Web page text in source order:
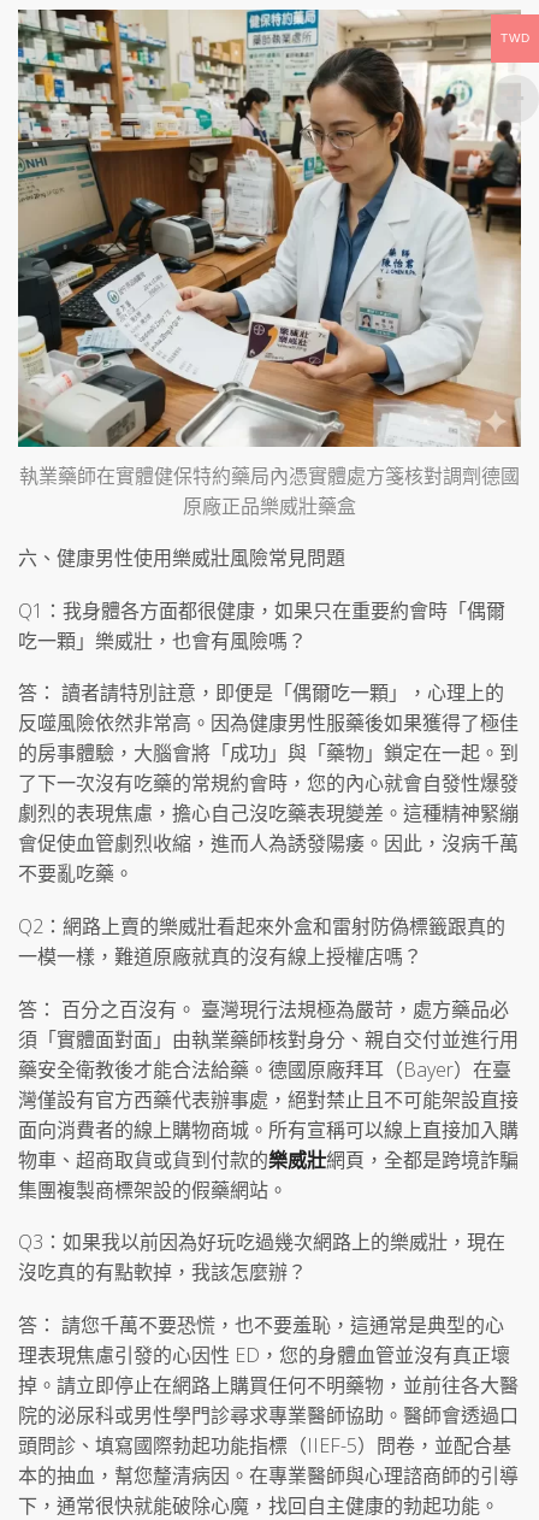
執業藥師在實體健保特約藥局內憑實體處方箋核對調劑德國
原廠正品樂威壯藥盒
六、健康男性使用樂威壯風險常見問題
Q1：我身體各方面都很健康，如果只在重要約會時「偶爾
吃一顆」樂威壯，也會有風險嗎？
答： 讀者請特別註意，即便是「偶爾吃一顆」，心理上的
反噬風險依然非常高。因為健康男性服藥後如果獲得了極佳
的房事體驗，大腦會將「成功」與「藥物」鎖定在一起。到
了下一次沒有吃藥的常規約會時，您的內心就會自發性爆發
劇烈的表現焦慮，擔心自己沒吃藥表現變差。這種精神緊繃
會促使血管劇烈收縮，進而人為誘發陽痿。因此，沒病千萬
不要亂吃藥。
Q2：網路上賣的樂威壯看起來外盒和雷射防偽標籤跟真的
一模一樣，難道原廠就真的沒有線上授權店嗎？
答： 百分之百沒有。 臺灣現行法規極為嚴苛，處方藥品必
須「實體面對面」由執業藥師核對身分、親自交付並進行用
藥安全衛教後才能合法給藥。德國原廠拜耳（Bayer）在臺
灣僅設有官方西藥代表辦事處，絕對禁止且不可能架設直接
面向消費者的線上購物商城。所有宣稱可以線上直接加入購
物車、超商取貨或貨到付款的樂威壯網頁，全都是跨境詐騙
集團複製商標架設的假藥網站。
Q3：如果我以前因為好玩吃過幾次網路上的樂威壯，現在
沒吃真的有點軟掉，我該怎麼辦？
答： 請您千萬不要恐慌，也不要羞恥，這通常是典型的心
理表現焦慮引發的心因性 ED，您的身體血管並沒有真正壞
掉。請立即停止在網路上購買任何不明藥物，並前往各大醫
院的泌尿科或男性學門診尋求專業醫師協助。醫師會透過口
頭問診、填寫國際勃起功能指標（IIEF-5）問卷，並配合基
本的抽血，幫您釐清病因。在專業醫師與心理諮商師的引導
下，通常很快就能破除心魔，找回自主健康的勃起功能。
TWD